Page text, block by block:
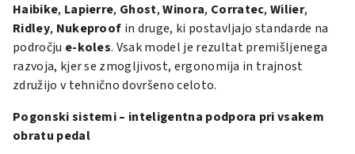
Haibike, Lapierre, Ghost,Winora, Corratec,Wilier,
Ridley, Nukeproof in druge, ki postavljajo standarde na
področju e-koles. Vsak model je rezultat premišljenega
razvoja, kjer se zmogljivost, ergonomija in trajnost
združijo v tehnično dovršeno celoto.
Pogonski sistemi – inteligentna podpora pri vsakem
obratu pedal